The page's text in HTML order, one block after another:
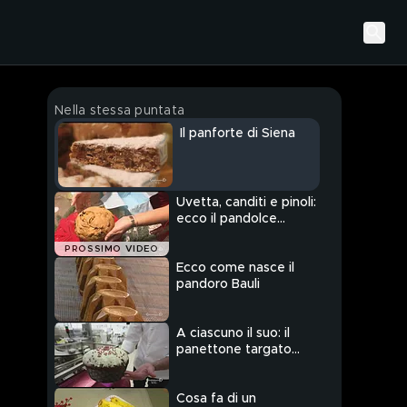
Nella stessa puntata
Il panforte di Siena
PROSSIMO VIDEO
Uvetta, canditi e pinoli:
ecco il pandolce
Ecco come nasce il
pandoro Bauli
A ciascuno il suo: il
panettone targato
tipici della Sicilia
Cosa fa di un